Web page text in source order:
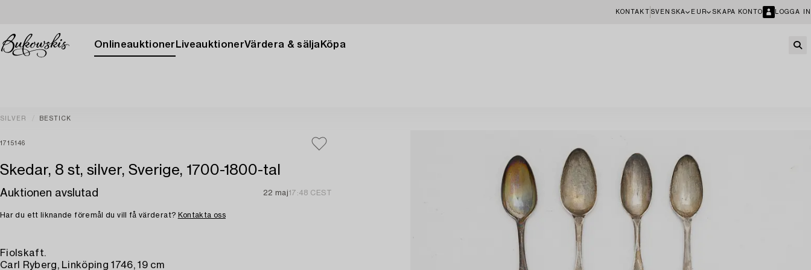
KONTAKT SVENSKA EUR SKAPA KONTO LOGGA IN
Onlineauktioner LiveauktionerVärdera & sälja Köpa
SILVER BESTICK
1715146
Skedar, 8 st, silver, Sverige, 1700-1800-tal
Auktionen avslutad 22 maj17:48 CEST
Har du ett liknande föremål du vill få värderat? Kontakta oss
Fiolskaft.
Carl Ryberg, Linköping 1746, 19 cm